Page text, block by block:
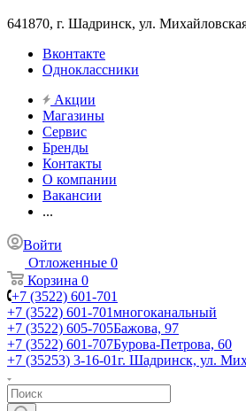
641870, г. Шадринск, ул.
Вконтакте
Одноклассники
Акции
Магазины
Сервис
Бренды
Контакты
О компании
Вакансии
...
Войти
Отложенные 0
Корзина 0
+7 (3522) 601-701
+7 (3522) 601-701многоканальный
+7 (3522) 605-705Бажова, 97
+7 (3522) 601-707Бурова-Петрова, 60
+7 (35253) 3-16-01г. Шадринск, ул.